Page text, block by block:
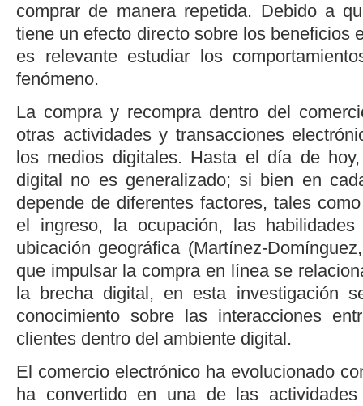
comprar de manera repetida. Debido a
tiene un efecto directo sobre los beneficios
es relevante estudiar los
fenómeno.
La compra y recompra dentro del
otras actividades y transacciones
los medios digitales. Hasta el día de
digital no es generalizado; si bien en
depende de diferentes factores, tales
el ingreso, la ocupación, las
ubicación geográfica (Martínez-
que impulsar la compra en línea se
la brecha digital, en esta investigación
conocimiento sobre las interacciones
clientes dentro del ambiente digital.
El comercio electrónico ha evolucionado
ha convertido en una de las